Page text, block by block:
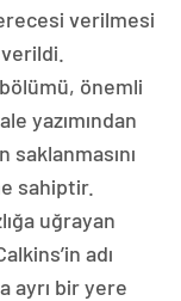
verilmesi
önemli
yazımından
sahiptir.
uğrayan
adı
ayrı bir yere